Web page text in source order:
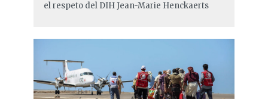
el respeto del DIHJean-Marie Henckaerts